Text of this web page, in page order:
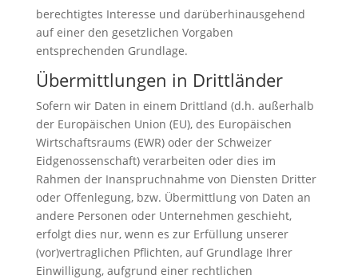
berechtigtes Interesse und darüberhinausgehend
auf einer den gesetzlichen Vorgaben
entsprechenden Grundlage.
Übermittlungen in Drittländer
Sofern wir Daten in einem Drittland (d.h. außerhalb
der Europäischen Union (EU), des Europäischen
Wirtschaftsraums (EWR) oder der Schweizer
Eidgenossenschaft) verarbeiten oder dies im
Rahmen der Inanspruchnahme von Diensten Dritter
oder Offenlegung, bzw. Übermittlung von Daten an
andere Personen oder Unternehmen geschieht,
erfolgt dies nur, wenn es zur Erfüllung unserer
(vor)vertraglichen Pflichten, auf Grundlage Ihrer
Einwilligung, aufgrund einer rechtlichen